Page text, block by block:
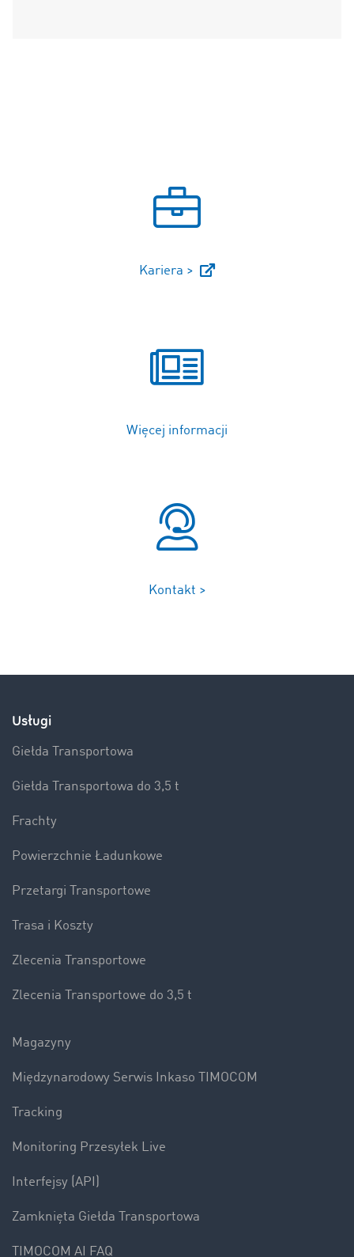
Kariera >
Więcej informacji
Kontakt >
Usługi
Giełda Transportowa
Giełda Transportowa do 3,5 t
Frachty
Powierzchnie Ładunkowe
Przetargi Transportowe
Trasa i Koszty
Zlecenia Transportowe
Zlecenia Transportowe do 3,5 t
Magazyny
Międzynarodowy Serwis Inkaso TIMOCOM
Tracking
Monitoring Przesyłek Live
Interfejsy (API)
Zamknięta Giełda Transportowa
TIMOCOM AI FAQ